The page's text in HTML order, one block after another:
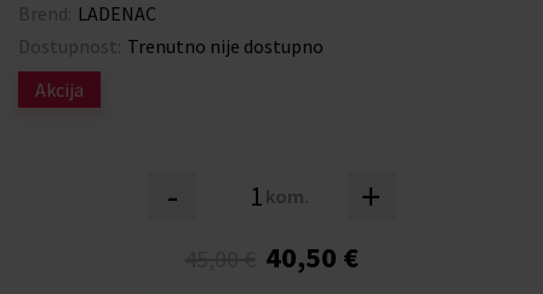
Brend: LADENAC
Dostupnost: Trenutno nije dostupno
Akcija
- kom. +
40,50 €